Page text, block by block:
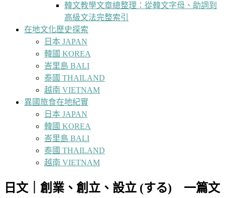
韓文教學文章總整理：從韓文字母、助詞到
高級文法完整索引
在地文化歷史探索
日本 JAPAN
韓國 KOREA
峇里島 BALI
泰國 THAILAND
越南 VIETNAM
異國旅食在地紀實
日本 JAPAN
韓國 KOREA
峇里島 BALI
泰國 THAILAND
越南 VIETNAM
日文｜創業、創立、設立 (する) 一篇文